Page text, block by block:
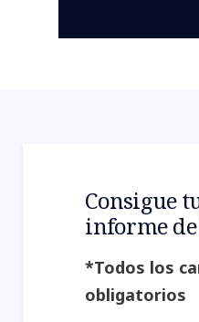
Consigue
informe
*Todos los
obligatorios